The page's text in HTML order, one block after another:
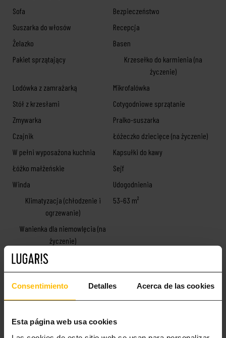
Consentimiento Detalles Acerca de las cookies
Esta página web usa cookies
Sofa
Bezpieczeństwo
Suszarka do włosów
Recepcja
Żelazko
Basen
Pakiet sprzątający
Krzesełko do karmienia (na
życzenie)
Lodówka z zamrażarką
Mikrofalówka
Stół z krzesłami
Cotygodniowe sprzątanie
Zmywarka
Pralko-suszarka
Czajnik
Łóżeczko dziecięce (na życzenie)
W pełni wyposażona kuchnia
Kapsułki do kawy
Łóżko małżeńskie
Sejf
Winda
Udogodnienia
Klimatyzacja (chłodzenie i
ogrzewanie)
53–63 m²
Wanienka dla niemowlęcia (na
życzenie)
Book now!
MORE INTERESTING STUFF